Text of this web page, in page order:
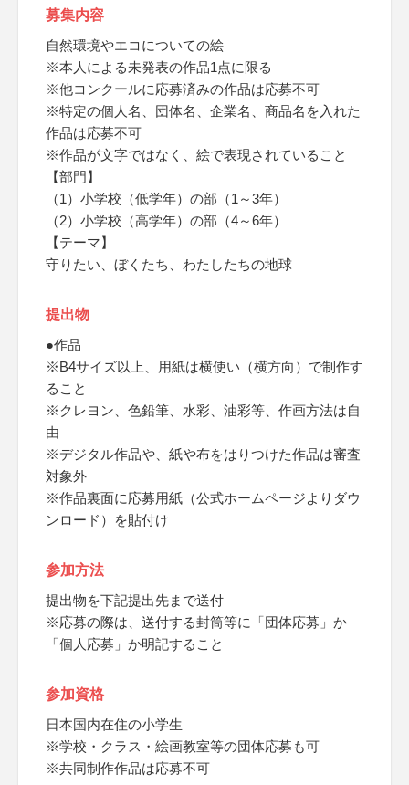
募集内容
自然環境やエコについての絵
※本人による未発表の作品1点に限る
※他コンクールに応募済みの作品は応募不可
※特定の個人名、団体名、企業名、商品名を入れた
作品は応募不可
※作品が文字ではなく、絵で表現されていること
【部門】
（1）小学校（低学年）の部（1～3年）
（2）小学校（高学年）の部（4～6年）
【テーマ】
守りたい、ぼくたち、わたしたちの地球
提出物
●作品
※B4サイズ以上、用紙は横使い（横方向）で制作す
ること
※クレヨン、色鉛筆、水彩、油彩等、作画方法は自
由
※デジタル作品や、紙や布をはりつけた作品は審査
対象外
※作品裏面に応募用紙（公式ホームページよりダウ
ンロード）を貼付け
参加方法
提出物を下記提出先まで送付
※応募の際は、送付する封筒等に「団体応募」か
「個人応募」か明記すること
参加資格
日本国内在住の小学生
※学校・クラス・絵画教室等の団体応募も可
※共同制作作品は応募不可